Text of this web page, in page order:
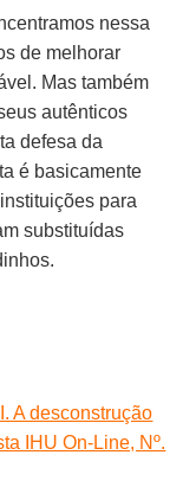
nessa
de melhorar
Mas também
autênticos
defesa da
é basicamente
para
substituídas
A desconstrução
IHU On-Line, Nº.